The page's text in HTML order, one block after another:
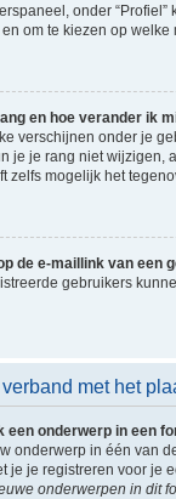
onder
om te kiezen op
en hoe verander ik
verschijnen onder je
je je rang niet wijzigen,
zelfs mogelijk het
de e-maillink van een
gebruikers
met het
een onderwerp in een
onderwerp in één van
je je registreren voor je
onderwerpen in dit